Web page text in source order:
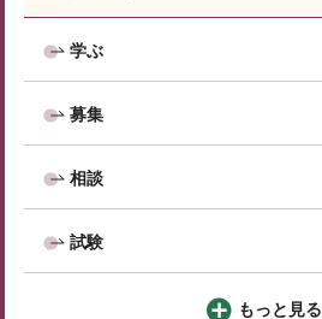
学ぶ
募集
相談
試験
もっと見る